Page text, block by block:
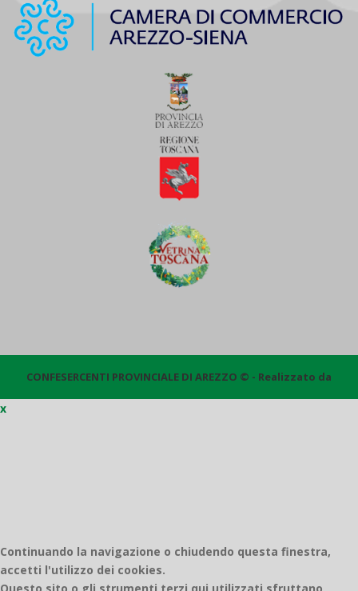
CONFESERCENTI PROVINCIALE DI AREZZO © - Realizzato da
x
Continuando la navigazione o chiudendo questa finestra,
accetti l'utilizzo dei cookies.